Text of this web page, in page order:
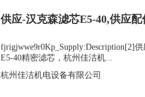
供应-汉克森滤芯E5-40,供应配
fjrigjwwe9r0Kp_Supply:Description[2]
E5-40精密滤芯，杭州佳洁机...
杭州佳洁机电设备有限公司